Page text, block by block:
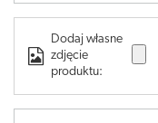
Dodaj własne
zdjęcie
produktu: